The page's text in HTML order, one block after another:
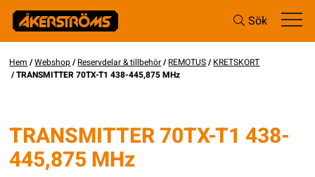
Sök
Hem /Webshop/Reservdelar & tillbehör/REMOTUS/KRETSKORT
/ TRANSMITTER 70TX-T1 438-445,875 MHz
TRANSMITTER 70TX-T1 438-
445,875 MHz